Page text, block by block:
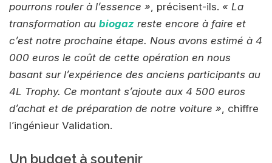
pourrons rouler à l’essence », précisent-ils. « La
transformation au biogaz reste encore à faire et
c’est notre prochaine étape. Nous avons estimé à 4
000 euros le coût de cette opération en nous
basant sur l’expérience des anciens participants au
4L Trophy. Ce montant s’ajoute aux 4 500 euros
d’achat et de préparation de notre voiture », chiffre
l’ingénieur Validation.
Un budget à soutenir